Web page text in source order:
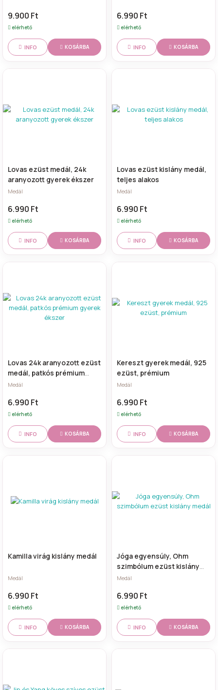
9.900 Ft
elérhető
INFO KOSÁRBA
6.990 Ft
elérhető
INFO KOSÁRBA
Lovas ezüst medál, 24k
aranyozott gyerek ékszer
Medál
6.990 Ft
elérhető
INFO KOSÁRBA
Lovas ezüst kislány medál,
teljes alakos
Medál
6.990 Ft
elérhető
INFO KOSÁRBA
Lovas 24k aranyozott ezüst
medál, patkós prémium
gyerek ékszer
Medál
6.990 Ft
elérhető
INFO KOSÁRBA
Kereszt gyerek medál, 925
ezüst, prémium
Medál
6.990 Ft
elérhető
INFO KOSÁRBA
Kamilla virág kislány medál
Medál
6.990 Ft
elérhető
INFO KOSÁRBA
Jóga egyensúly, Ohm
szimbólum ezüst kislány
medál
Medál
6.990 Ft
elérhető
INFO KOSÁRBA